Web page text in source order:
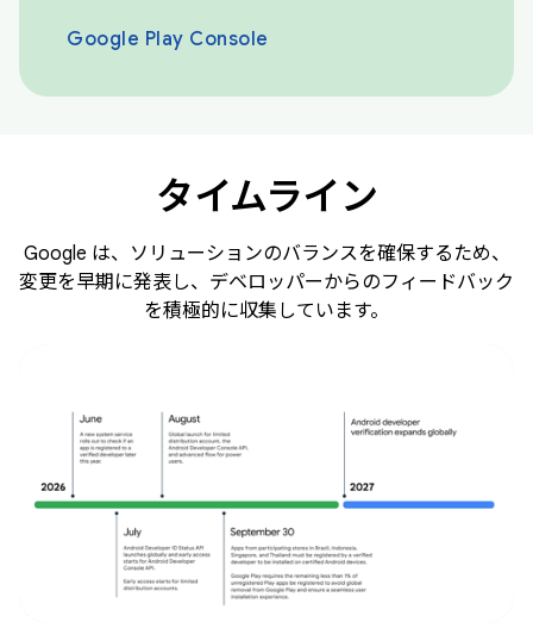
Google Play Console
タイムライン
Google は、ソリューションのバランスを確保するため、
変更を早期に発表し、デベロッパーからのフィードバック
を積極的に収集しています。